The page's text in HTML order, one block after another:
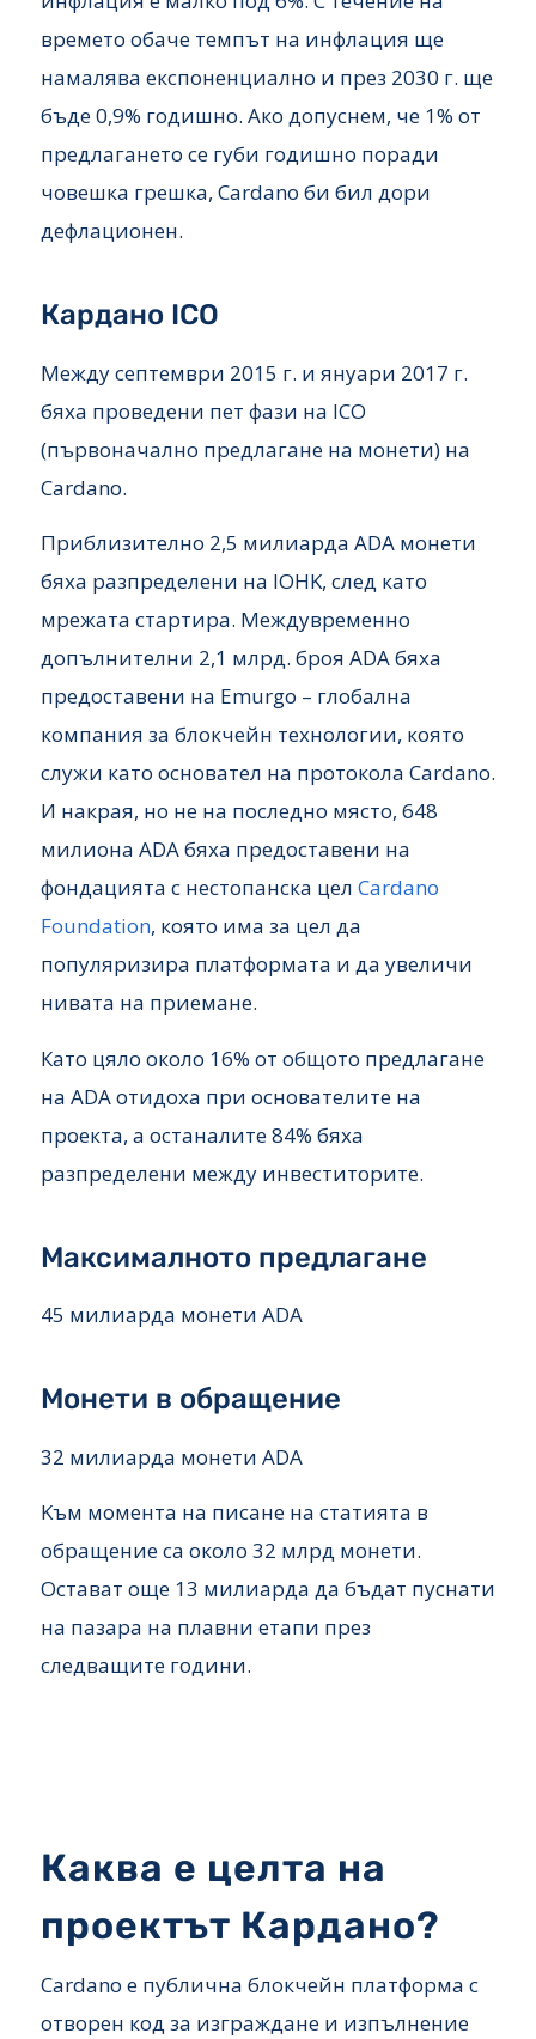
времето обаче темпът на инфлация ще
намалява експоненциално и през 2030 г. ще
бъде 0,9% годишно. Ако допуснем, че 1% от
предлагането се губи годишно поради
човешка грешка, Cardano би бил дори
дефлационен.
Кардано ICO
Между септември 2015 г. и януари 2017 г.
бяха проведени пет фази на ICO
(първоначално предлагане на монети) на
Cardano.
Приблизително 2,5 милиарда ADA монети
бяха разпределени на IOHK, след като
мрежата стартира. Междувременно
допълнителни 2,1 млрд. броя ADA бяха
предоставени на Emurgo – глобална
компания за блокчейн технологии, която
служи като основател на протокола Cardano.
И накрая, но не на последно място, 648
милиона ADA бяха предоставени на
фондацията с нестопанска цел Cardano
Foundation, която има за цел да
популяризира платформата и да увеличи
нивата на приемане.
Като цяло около 16% от общото предлагане
на ADA отидоха при основателите на
проекта, а останалите 84% бяха
разпределени между инвеститорите.
Максималното предлагане
45 милиарда монети ADA
Монети в обращение
32 милиарда монети ADA
Kъм момента на писане на статията в
обращение са около 32 млрд монети.
Остават още 13 милиарда да бъдат пуснати
на пазара на плавни етапи през
следващите години.
Каква е целта на
проектът Кардано?
Cardano е публична блокчейн платформа с
отворен код за изграждане и изпълнение